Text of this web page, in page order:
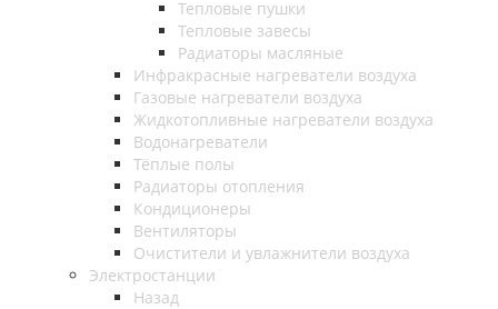
Тепловые пушки
Тепловые завесы
Радиаторы масляные
Инфракрасные нагреватели воздуха
Газовые нагреватели воздуха
Жидкотопливные нагреватели воздуха
Водонагреватели
Тёплые полы
Радиаторы отопления
Кондиционеры
Вентиляторы
Очистители и увлажнители воздуха
Электростанции
Назад